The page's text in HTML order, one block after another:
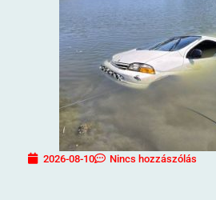
2026-08-10 Nincs hozzászólás